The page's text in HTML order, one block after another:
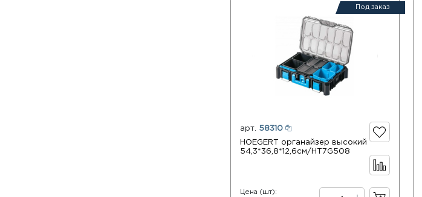
Под заказ
арт. 58310
HOEGERT органайзер высокий
54,3*36,8*12,6см/HT7G508
Цена (шт):